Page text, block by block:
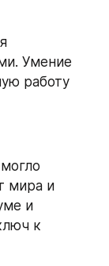
Умение
работу
мира и
и
к